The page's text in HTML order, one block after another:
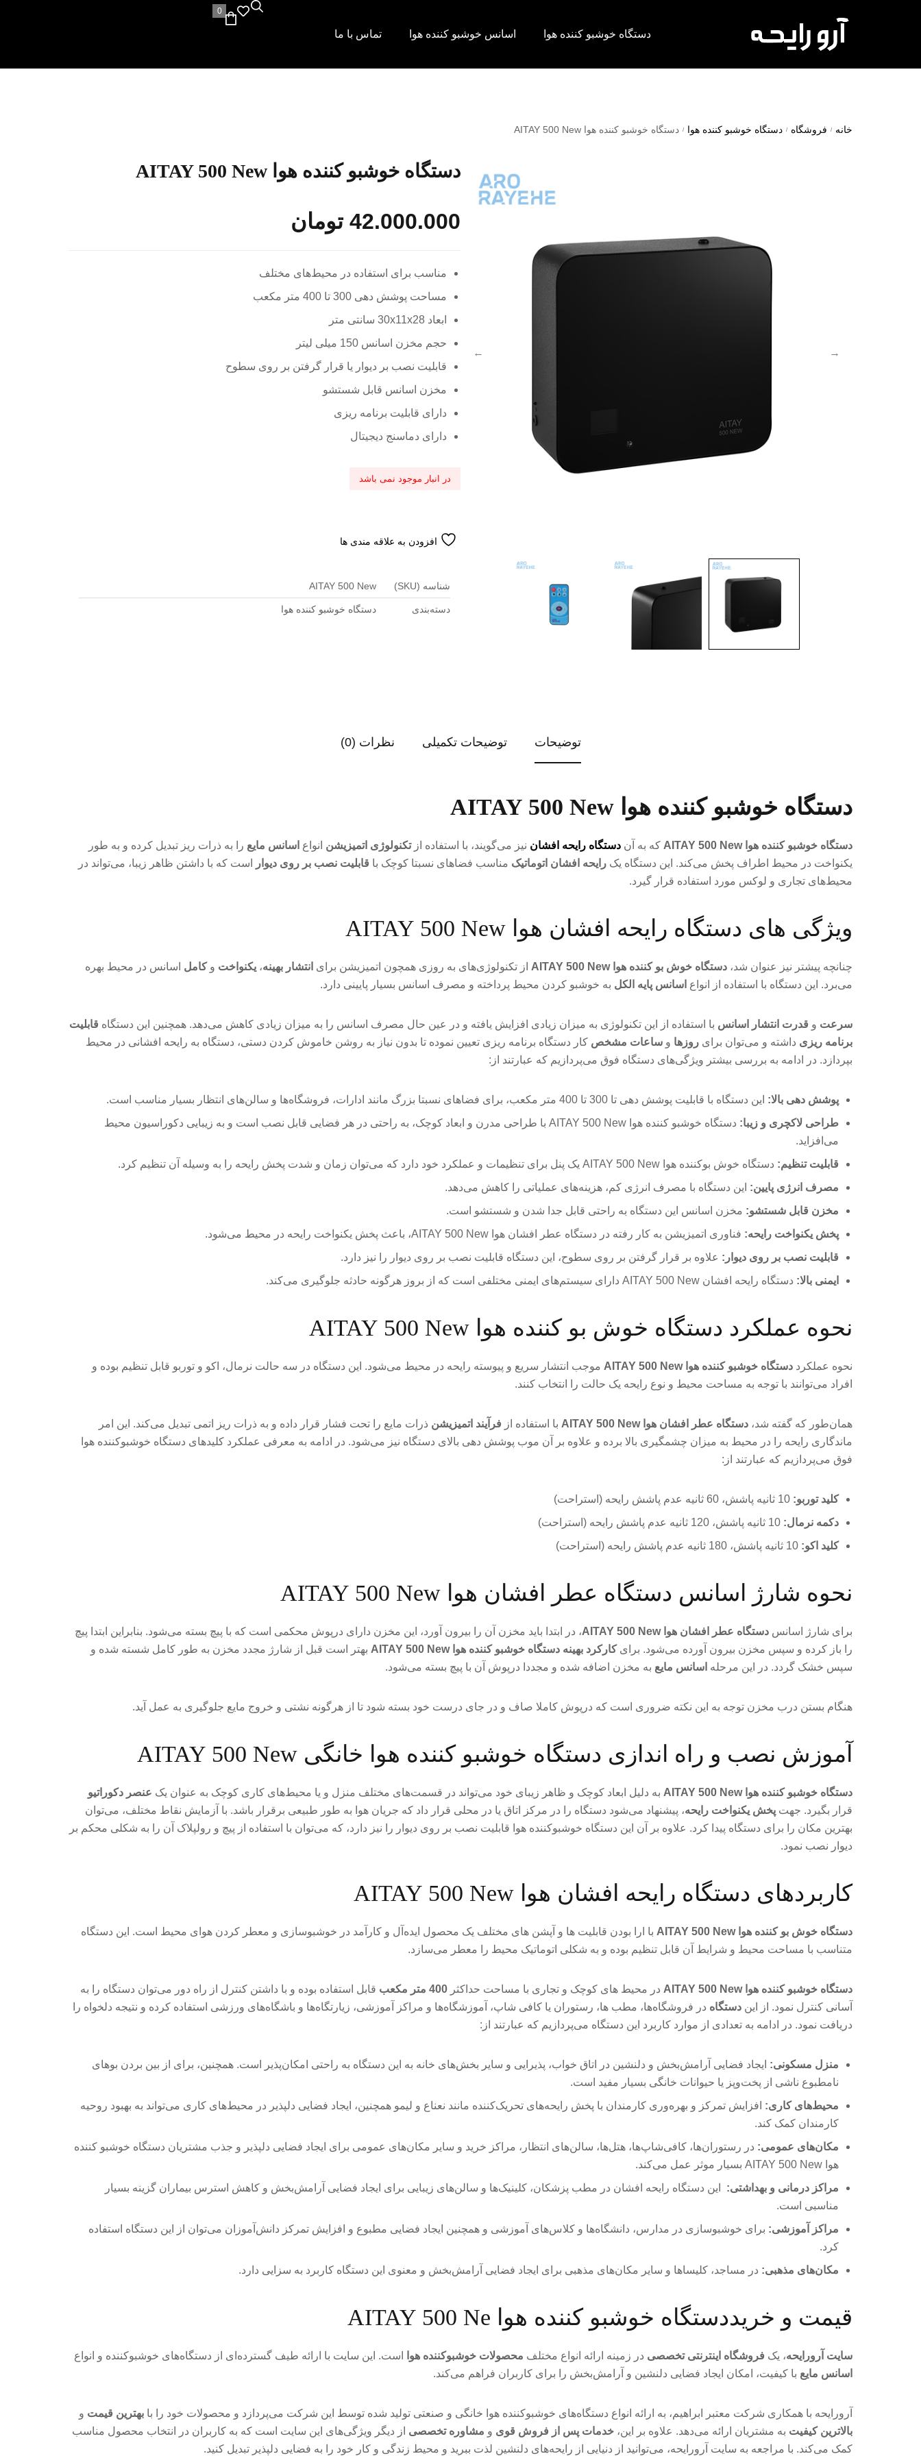
دستگاه خوشبو کننده هوا اسانس خوشبو کننده هوا تماس با ما
0
خانه / فروشگاه / دستگاه خوشبو کننده هوا / دستگاه خوشبو کننده هوا AITAY 500 New
دستگاه خوشبو کننده هوا AITAY 500 New
42.000.000 تومان
مناسب برای استفاده در محیط‌های مختلف
مساحت پوشش دهی 300 تا 400 متر مکعب
ابعاد 30x11x28 سانتی متر
حجم مخزن اسانس 150 میلی لیتر
قابلیت نصب بر دیوار یا قرار گرفتن بر روی سطوح
مخزن اسانس قابل شستشو
دارای قابلیت برنامه ریزی
دارای دماسنج دیجیتال
در انبار موجود نمی باشد
افزودن به علاقه مندی ها
شناسه (SKU) AITAY 500 New
دسته‌بندی دستگاه خوشبو کننده هوا
توضیحات توضیحات تکمیلی نظرات (0)
دستگاه خوشبو کننده هوا AITAY 500 New
دستگاه خوشبو کننده هوا AITAY 500 New که به آن دستگاه رایحه افشان نیز می‌گویند، با استفاده از تکنولوژی اتمیزیشن انواع اسانس مایع را به ذرات ریز تبدیل کرده و به طور
یکنواخت در محیط اطراف پخش می‌کند. این دستگاه یک رایحه افشان اتوماتیک مناسب فضاهای نسبتا کوچک با قابلیت نصب بر روی دیوار
است که با داشتن ظاهر زیبا، می‌تواند در
محیط‌های تجاری و لوکس مورد استفاده قرار گیرد.
ویژگی های دستگاه رایحه افشان هوا AITAY 500 New
چنانچه پیشتر نیز عنوان شد، دستگاه خوش بو کننده هوا AITAY 500 New از تکنولوژی‌های به روزی همچون اتمیزیشن برای انتشار بهینه، یکنواخت وکامل اسانس در محیط بهره
می‌برد. این دستگاه با استفاده از انواع اسانس‌ پایه الکل به خوشبو کردن محیط پرداخته و مصرف اسانس بسیار پایینی دارد.
سرعت و قدرت انتشار اسانس با استفاده از این تکنولوژی به میزان زیادی افزایش یافته و در عین حال مصرف اسانس را به میزان زیادی کاهش می‌دهد. همچنین این دستگاه قابلیت
برنامه ریزی داشته و می‌توان برای روزها و ساعات مشخص کار دستگاه برنامه ریزی تعیین نموده تا بدون نیاز به روشن خاموش کردن دستی، دستگاه به رایحه افشانی در محیط
بپردازد. در ادامه به بررسی بیشتر ویژگی‌های دستگاه فوق می‌پردازیم که عبارتند از:
پوشش دهی بالا: این دستگاه با قابلیت پوشش دهی تا 300 تا 400 متر مکعب، برای فضاهای نسبتا بزرگ مانند ادارات، فروشگاه‌ها و سالن‌های انتظار بسیار مناسب است.
طراحی لاکچری و زیبا:
دستگاه خوشبو کننده هوا AITAY 500 New با طراحی مدرن و ابعاد کوچک، به راحتی در هر فضایی قابل نصب است و به زیبایی دکوراسیون محیط
می‌افزاید.
قابلیت تنظیم: دستگاه خوش بوکننده هوا AITAY 500 New یک پنل برای تنظیمات و عملکرد خود دارد که می‌توان زمان و شدت پخش رایحه را به وسیله آن تنظیم کرد.
مصرف انرژی پایین: این دستگاه با مصرف انرژی کم، هزینه‌های عملیاتی را کاهش می‌دهد.
مخزن قابل شستشو: مخزن اسانس این دستگاه به راحتی قابل جدا شدن و شستشو است.
پخش یکنواخت رایحه: فناوری اتمیزیشن به کار رفته در دستگاه عطر افشان هوا AITAY 500 New، باعث پخش یکنواخت رایحه در محیط می‌شود.
قابلیت نصب بر روی دیوار: علاوه بر قرار گرفتن بر روی سطوح، این دستگاه قابلیت نصب بر روی دیوار را نیز دارد.
ایمنی بالا: دستگاه رایحه افشان AITAY 500 New دارای سیستم‌های ایمنی مختلفی است که از بروز هرگونه حادثه جلوگیری می‌کند.
نحوه عملکرد دستگاه خوش بو کننده هوا AITAY 500 New
نحوه عملکرد دستگاه خوشبو کننده هوا AITAY 500 New
موجب انتشار سریع و پیوسته رایحه در محیط می‌شود. این دستگاه در سه حالت نرمال، اکو و توربو قابل تنظیم بوده و
افراد می‌توانند با توجه به مساحت محیط و نوع رایحه یک حالت را انتخاب کنند.
همان‌طور که گفته شد، دستگاه عطر افشان هوا AITAY 500 New با استفاده از فرآیند اتمیزیشن ذرات مایع را تحت فشار قرار داده و به ذرات ریز اتمی تبدیل می‌کند. این امر
ماندگاری رایحه را در محیط به میزان چشمگیری بالا برده و علاوه بر آن موب پوشش دهی بالای دستگاه نیز می‌شود. در ادامه به معرفی عملکرد کلیدهای دستگاه خوشبوکننده هوا
فوق می‌پردازیم که عبارتند از:
کلید توربو:
دکمه نرمال:
کلید اکو:
نحوه شارژ اسانس دستگاه عطر افشان هوا AITAY 500 New
برای شارژ اسانس دستگاه عطر افشان هوا AITAY 500 New
، در ابتدا باید مخزن آن را بیرون آورد، این مخزن دارای درپوش محکمی است که با پیچ بسته می‌شود. بنابراین ابتدا پیچ
را باز کرده و سپس مخزن بیرون آورده می‌شود. برایکارکرد بهینه دستگاه خوشبو کننده هوا AITAY 500 New
بهتر است قبل از شارژ مجدد مخزن به طور کامل شسته شده و
سپس خشک گردد. در این مرحله اسانس مایع به مخزن اضافه شده و مجددا درپوش آن با پیچ بسته می‌شود.
هنگام بستن درب مخزن توجه به این نکته ضروری است که درپوش کاملا صاف و در جای درست خود بسته شود تا از هرگونه نشتی و خروج مایع جلوگیری به عمل آید.
آموزش نصب و راه اندازی دستگاه خوشبو کننده هوا خانگی AITAY 500 New
دستگاه خوشبو کننده هوا AITAY 500 New به دلیل ابعاد کوچک و ظاهر زیبای خود می‌تواند در قسمت‌های مختلف منزل و یا محیط‌های کاری کوچک به عنوان یک عنصر دکوراتیو
قرار بگیرد. جهت پخش یکنواخت رایحه، پیشنهاد می‌شود دستگاه را در مرکز اتاق یا در محلی قرار داد که جریان هوا به طور طبیعی برقرار باشد. با آزمایش نقاط مختلف، می‌توان
بهترین مکان را برای دستگاه پیدا کرد. علاوه بر آن این دستگاه خوشبوکننده هوا قابلیت نصب بر روی دیوار را نیز دارد، که می‌توان با استفاده از پیچ و رولپلاک آن را به شکلی محکم بر
دیوار نصب نمود.
کاربردهای دستگاه رایحه افشان هوا AITAY 500 New
دستگاه خوش بو کننده هوا AITAY 500 New
با ارا بودن قابلیت ها و آپشن های مختلف یک محصول ایده‌آل و کارآمد در خوشبوسازی و معطر کردن هوای محیط است. این دستگاه
متناسب با مساحت محیط و شرایط آن قابل تنظیم بوده و به شکلی اتوماتیک محیط را معطر می‌سازد.
دستگاه خوشبو کننده هوا AITAY 500 New در محیط های کوچک و تجاری با مساحت حداکثر 400 متر مکعب
قابل استفاده بوده و با داشتن کنترل از راه دور می‌توان دستگاه را به
آسانی کنترل نمود. از این دستگاه در فروشگاه‌ها، مطب ها، رستوران یا کافی شاپ، آموزشگاه‌ها و مراکز آموزشی، زیارتگاه‌ها و باشگاه‌های ورزشی استفاده کرده و نتیجه دلخواه را
دریافت نمود. در ادامه به تعدادی از موارد کاربرد این دستگاه می‌پردازیم که عبارتند از:
منزل مسکونی: ایجاد فضایی آرامش‌بخش و دلنشین در اتاق خواب، پذیرایی و سایر بخش‌های خانه به این دستگاه به راحتی امکان‌پذیر است. همچنین، برای از بین بردن بوهای
نامطبوع ناشی از پخت‌وپز یا حیوانات خانگی بسیار مفید است.
محیط‌های کاری: افزایش تمرکز و بهره‌وری کارمندان با پخش رایحه‌های تحریک‌کننده مانند نعناع و لیمو همچنین، ایجاد فضایی دلپذیر در محیط‌های کاری می‌تواند به بهبود روحیه
کارمندان کمک کند.
مکان‌های عمومی: در رستوران‌ها، کافی‌شاپ‌ها، هتل‌ها، سالن‌های انتظار، مراکز خرید و سایر مکان‌های عمومی برای ایجاد فضایی دلپذیر و جذب مشتریان دستگاه خوشبو کننده
هوا AITAY 500 New بسیار موثر عمل می‌کند.
مراکز درمانی و بهداشتی: این دستگاه رایحه افشان در مطب پزشکان، کلینیک‌ها و سالن‌های زیبایی برای ایجاد فضایی آرامش‌بخش و کاهش استرس بیماران گزینه بسیار
مناسبی است.
مراکز آموزشی: برای خوشبوسازی در مدارس، دانشگاه‌ها و کلاس‌های آموزشی و همچنین ایجاد فضایی مطبوع و افزایش تمرکز دانش‌آموزان می‌توان از این دستگاه استفاده
کرد.
مکان‌های مذهبی: در مساجد، کلیساها و سایر مکان‌های مذهبی برای ایجاد فضایی آرامش‌بخش و معنوی این دستگاه کاربرد به سزایی دارد.
قیمت و خریددستگاه خوشبو کننده هوا AITAY 500 Ne
سایت آرورایحه، یک فروشگاه اینترنتی تخصصی در زمینه ارائه انواع مختلف محصولات خوشبوکننده هوا
است. این سایت با ارائه طیف گسترده‌ای از دستگاه‌های خوشبوکننده و انواع
اسانس‌ مایع با کیفیت، امکان ایجاد فضایی دلنشین و آرامش‌بخش را برای کاربران فراهم می‌کند.
آرورایحه با همکاری شرکت‌ معتبر ابراهیم، به ارائه انواع دستگاه‌های خوشبوکننده هوا خانگی و صنعتی تولید شده توسط این شرکت می‌پردازد و محصولات خود را با بهترین قیمت و
بالاترین کیفیت به مشتریان ارائه می‌دهد. علاوه بر این، خدمات پس از فروش قوی و مشاوره تخصصی از دیگر ویژگی‌های این سایت است که به کاربران در انتخاب محصول مناسب
کمک می‌کند. با مراجعه به سایت آرورایحه، می‌توانید از دنیایی از رایحه‌های دلنشین لذت ببرید و محیط زندگی و کار خود را به فضایی دلپذیر تبدیل کنید.